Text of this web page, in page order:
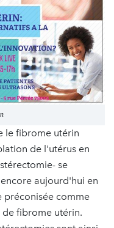
le fibrome utérin
de l'utérus en
se
aujourd'hui en
préconisée comme
fibrome utérin.